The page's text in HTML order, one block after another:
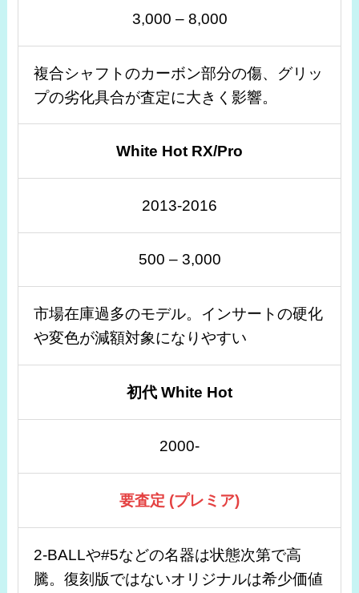
3,000 – 8,000
複合シャフトのカーボン部分の傷、グリッ
プの劣化具合が査定に大きく影響。
White Hot RX/Pro
2013-2016
500 – 3,000
市場在庫過多のモデル。インサートの硬化
や変色が減額対象になりやすい
初代 White Hot
2000-
要査定 (プレミア)
2-BALLや#5などの名器は状態次第で高
騰。復刻版ではないオリジナルは希少価値